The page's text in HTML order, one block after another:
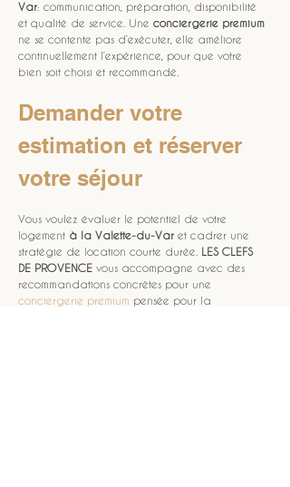
Var: communication, préparation, disponibilité
et qualité de service. Une conciergerie premium
ne se contente pas d’exécuter, elle améliore
continuellement l’expérience, pour que votre
bien soit choisi et recommandé.
Demander votre
estimation et réserver
votre séjour
Vous voulez évaluer le potentiel de votre
logement à la Valette-du-Var et cadrer une
stratégie de location courte durée. LES CLEFS
DE PROVENCE vous accompagne avec des
recommandations concrètes pour une
conciergerie premium pensée pour la